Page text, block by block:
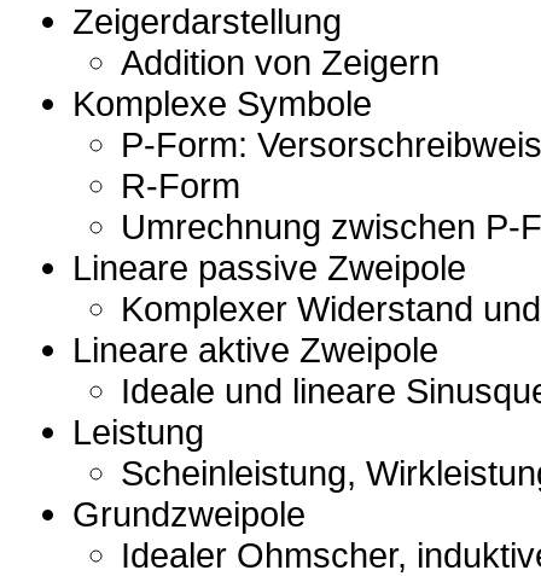
Zeigerdarstellung
Addition von Zeigern
Komplexe Symbole
P-Form:
R-Form
Umrechnung zwischen P-
Lineare passive Zweipole
Komplexer Widerstand
Lineare aktive Zweipole
Ideale und lineare
Leistung
Scheinleistung,
Grundzweipole
Idealer Ohmscher,